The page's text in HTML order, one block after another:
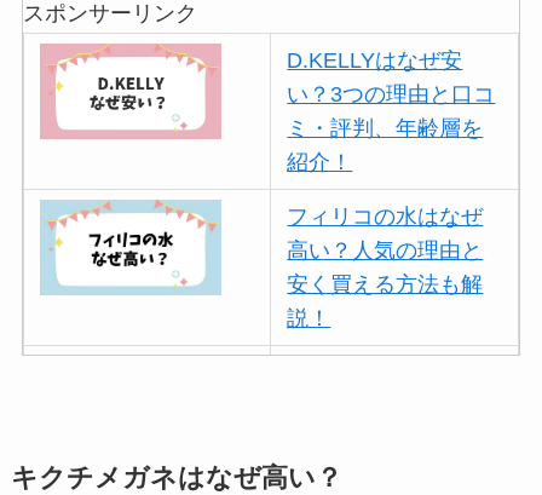
スポンサーリンク
D.KELLYはなぜ安
い？3つの理由と口コ
ミ・評判、年齢層を
紹介！
フィリコの水はなぜ
高い？人気の理由と
安く買える方法も解
説！
を紹介！
キクチメガネはなぜ高い？